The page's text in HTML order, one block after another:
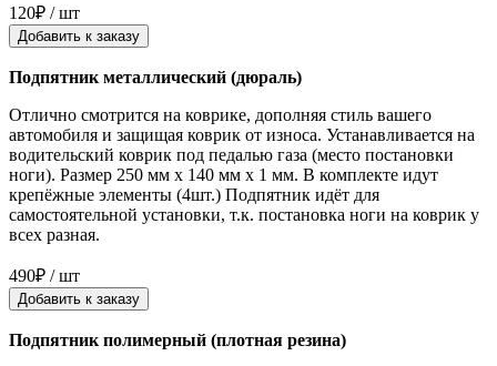
120₽ / шт
Добавить к заказу
Подпятник металлический (дюраль)
Отлично смотрится на коврике, дополняя стиль вашего
автомобиля и защищая коврик от износа. Устанавливается на
водительский коврик под педалью газа (место постановки
ноги). Размер 250 мм x 140 мм x 1 мм. В комплекте идут
крепёжные элементы (4шт.) Подпятник идёт для
самостоятельной установки, т.к. постановка ноги на коврик у
всех разная.
490₽ / шт
Добавить к заказу
Подпятник полимерный (плотная резина)